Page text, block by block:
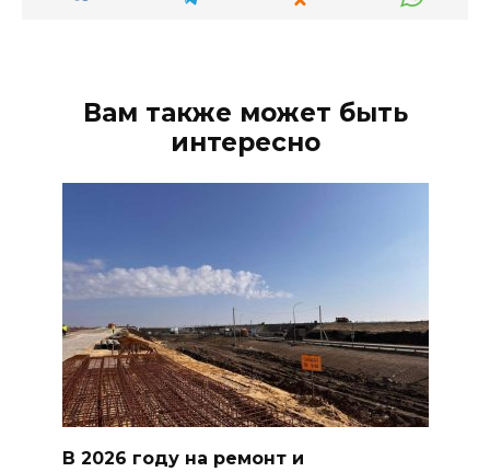
Вам также может быть
интересно
В 2026 году на ремонт и